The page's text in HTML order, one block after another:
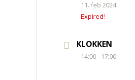
11. feb 2024
Expired!
KLOKKEN
14:00 - 17:00